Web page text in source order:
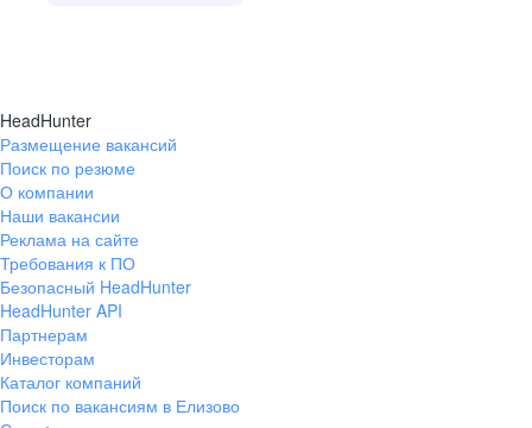
HeadHunter
Размещение вакансий
Поиск по резюме
О компании
Наши вакансии
Реклама на сайте
Требования к ПО
Безопасный HeadHunter
HeadHunter API
Партнерам
Инвесторам
Каталог компаний
Поиск по вакансиям в Елизово